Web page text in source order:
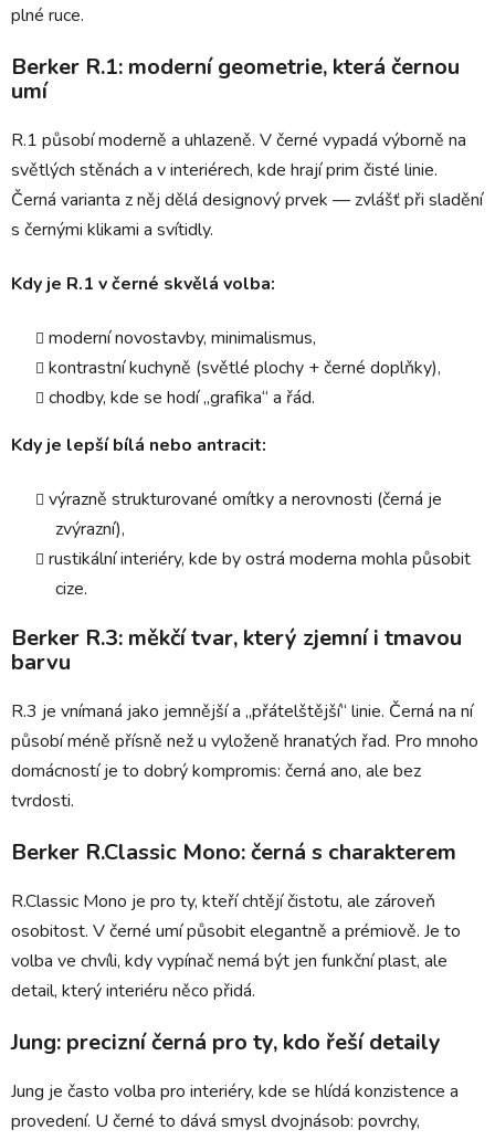
plné ruce.
Berker R.1: moderní geometrie, která černou
umí
R.1 působí moderně a uhlazeně. V černé vypadá výborně na
světlých stěnách a v interiérech, kde hrají prim čisté linie.
Černá varianta z něj dělá designový prvek — zvlášť při sladění
s černými klikami a svítidly.
Kdy je R.1 v černé skvělá volba:
moderní novostavby, minimalismus,
kontrastní kuchyně (světlé plochy + černé doplňky),
chodby, kde se hodí „grafika“ a řád.
Kdy je lepší bílá nebo antracit:
výrazně strukturované omítky a nerovnosti (černá je
zvýrazní),
rustikální interiéry, kde by ostrá moderna mohla působit
cize.
Berker R.3: měkčí tvar, který zjemní i tmavou
barvu
R.3 je vnímaná jako jemnější a „přátelštější“ linie. Černá na ní
působí méně přísně než u vyloženě hranatých řad. Pro mnoho
domácností je to dobrý kompromis: černá ano, ale bez
tvrdosti.
Berker R.Classic Mono: černá s charakterem
R.Classic Mono je pro ty, kteří chtějí čistotu, ale zároveň
osobitost. V černé umí působit elegantně a prémiově. Je to
volba ve chvíli, kdy vypínač nemá být jen funkční plast, ale
detail, který interiéru něco přidá.
Jung: precizní černá pro ty, kdo řeší detaily
Jung je často volba pro interiéry, kde se hlídá konzistence a
provedení. U černé to dává smysl dvojnásob: povrchy,